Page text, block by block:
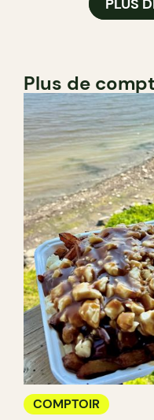
PLUS
Plus de
COMPTOIR